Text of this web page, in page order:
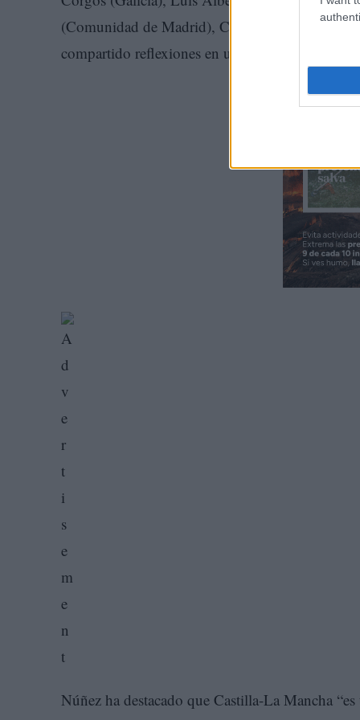
(Comunidad de Madrid), Carlos Javier
compartido reflexiones en una mesa redonda
Núñez ha destacado que Castilla-La Mancha